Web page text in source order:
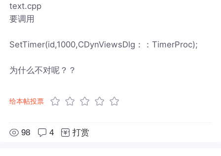
text.cpp
要调用
SetTimer(id,1000,CDynViewsDlg：：TimerProc);
为什么不对呢？？
给本帖投票
98 4 打赏